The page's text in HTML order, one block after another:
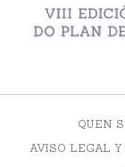
QUEN
AVISO LEGAL